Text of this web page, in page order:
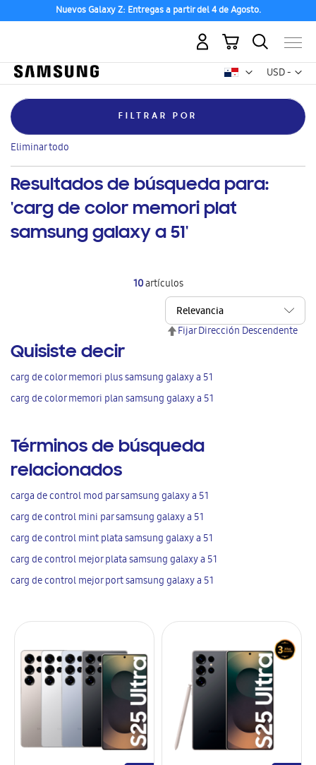
Nuevos Galaxy Z: Entregas a partir del 4 de Agosto.
USD -
dólar
Mi carrito
Resultados de búsqueda para:
'carg de color memori plat
samsung galaxy a 51'
10artículos
Fijar Dirección Descendente
Quisiste decir
carg de color memori plus samsung galaxy a 51
carg de color memori plan samsung galaxy a 51
Términos de búsqueda
relacionados
carga de control mod par samsung galaxy a 51
carg de control mini par samsung galaxy a 51
carg de control mint plata samsung galaxy a 51
carg de control mejor plata samsung galaxy a 51
carg de control mejor port samsung galaxy a 51
FILTRAR POR
este
artículo
Eliminar todo